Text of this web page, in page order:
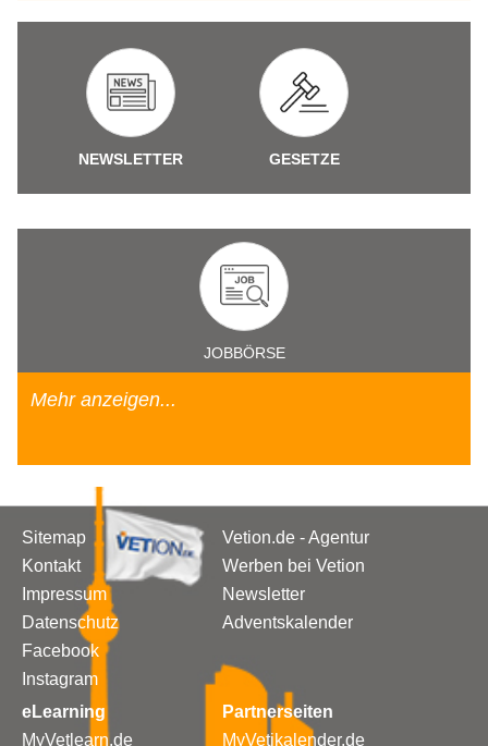
NEWSLETTER GESETZE
JOBBÖRSE
Mehr anzeigen...
Sitemap
Kontakt
Impressum
Datenschutz
Facebook
Instagram
Vetion.de - Agentur
Werben bei Vetion
Newsletter
Adventskalender
eLearning
MyVetlearn.de
Partnerseiten
MyVetikalender.de